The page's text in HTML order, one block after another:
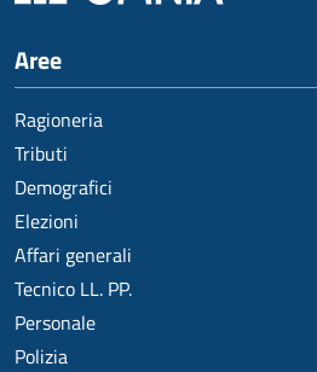
Aree
Ragioneria
Tributi
Demografici
Elezioni
Affari generali
Tecnico LL. PP.
Personale
Polizia